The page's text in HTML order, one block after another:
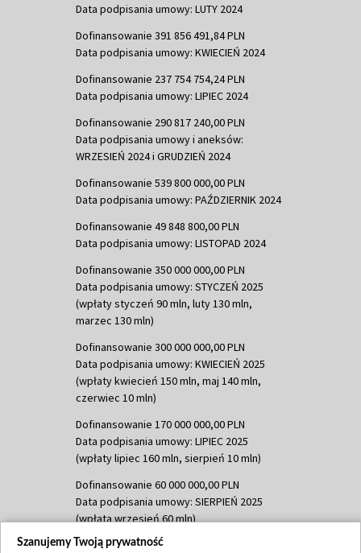
Data podpisania umowy: LUTY 2024
Dofinansowanie 391 856 491,84 PLN
Data podpisania umowy: KWIECIEŃ 2024
Dofinansowanie 237 754 754,24 PLN
Data podpisania umowy: LIPIEC 2024
Dofinansowanie 290 817 240,00 PLN
Data podpisania umowy i aneksów:
WRZESIEŃ 2024 i GRUDZIEŃ 2024
Dofinansowanie 539 800 000,00 PLN
Data podpisania umowy: PAŹDZIERNIK 2024
Dofinansowanie 49 848 800,00 PLN
Data podpisania umowy: LISTOPAD 2024
Dofinansowanie 350 000 000,00 PLN
Data podpisania umowy: STYCZEŃ 2025
(wpłaty styczeń 90 mln, luty 130 mln,
marzec 130 mln)
Dofinansowanie 300 000 000,00 PLN
Data podpisania umowy: KWIECIEŃ 2025
(wpłaty kwiecień 150 mln, maj 140 mln,
czerwiec 10 mln)
Dofinansowanie 170 000 000,00 PLN
Data podpisania umowy: LIPIEC 2025
(wpłaty lipiec 160 mln, sierpień 10 mln)
Dofinansowanie 60 000 000,00 PLN
Data podpisania umowy: SIERPIEŃ 2025
(wpłata wrzesień 60 mln)
Dofinansowanie 635 783 051,21 PLN
Szanujemy Twoją prywatność